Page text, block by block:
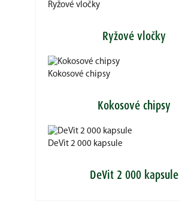
Ryžové vločky
Ryžové vločky
Kokosové chipsy
Kokosové chipsy
DeVit 2 000 kapsule
DeVit 2 000 kapsule